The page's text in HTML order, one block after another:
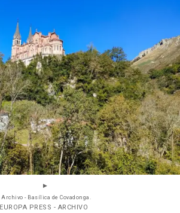
Archivo - Basílica de Covadonga.
PRESS - ARCHIVO